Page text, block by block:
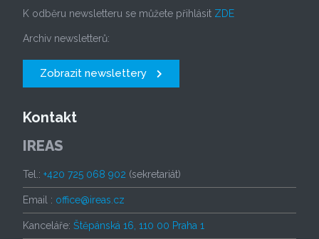
K odběru newsletteru se můžete přihlásit ZDE
Archiv newsletterů:
Zobrazit newslettery
Kontakt
IREAS
Tel.: +420 725 068 902 (sekretariát)
Email : office@ireas.cz
Kanceláře: Štěpánská 16, 110 00 Praha 1